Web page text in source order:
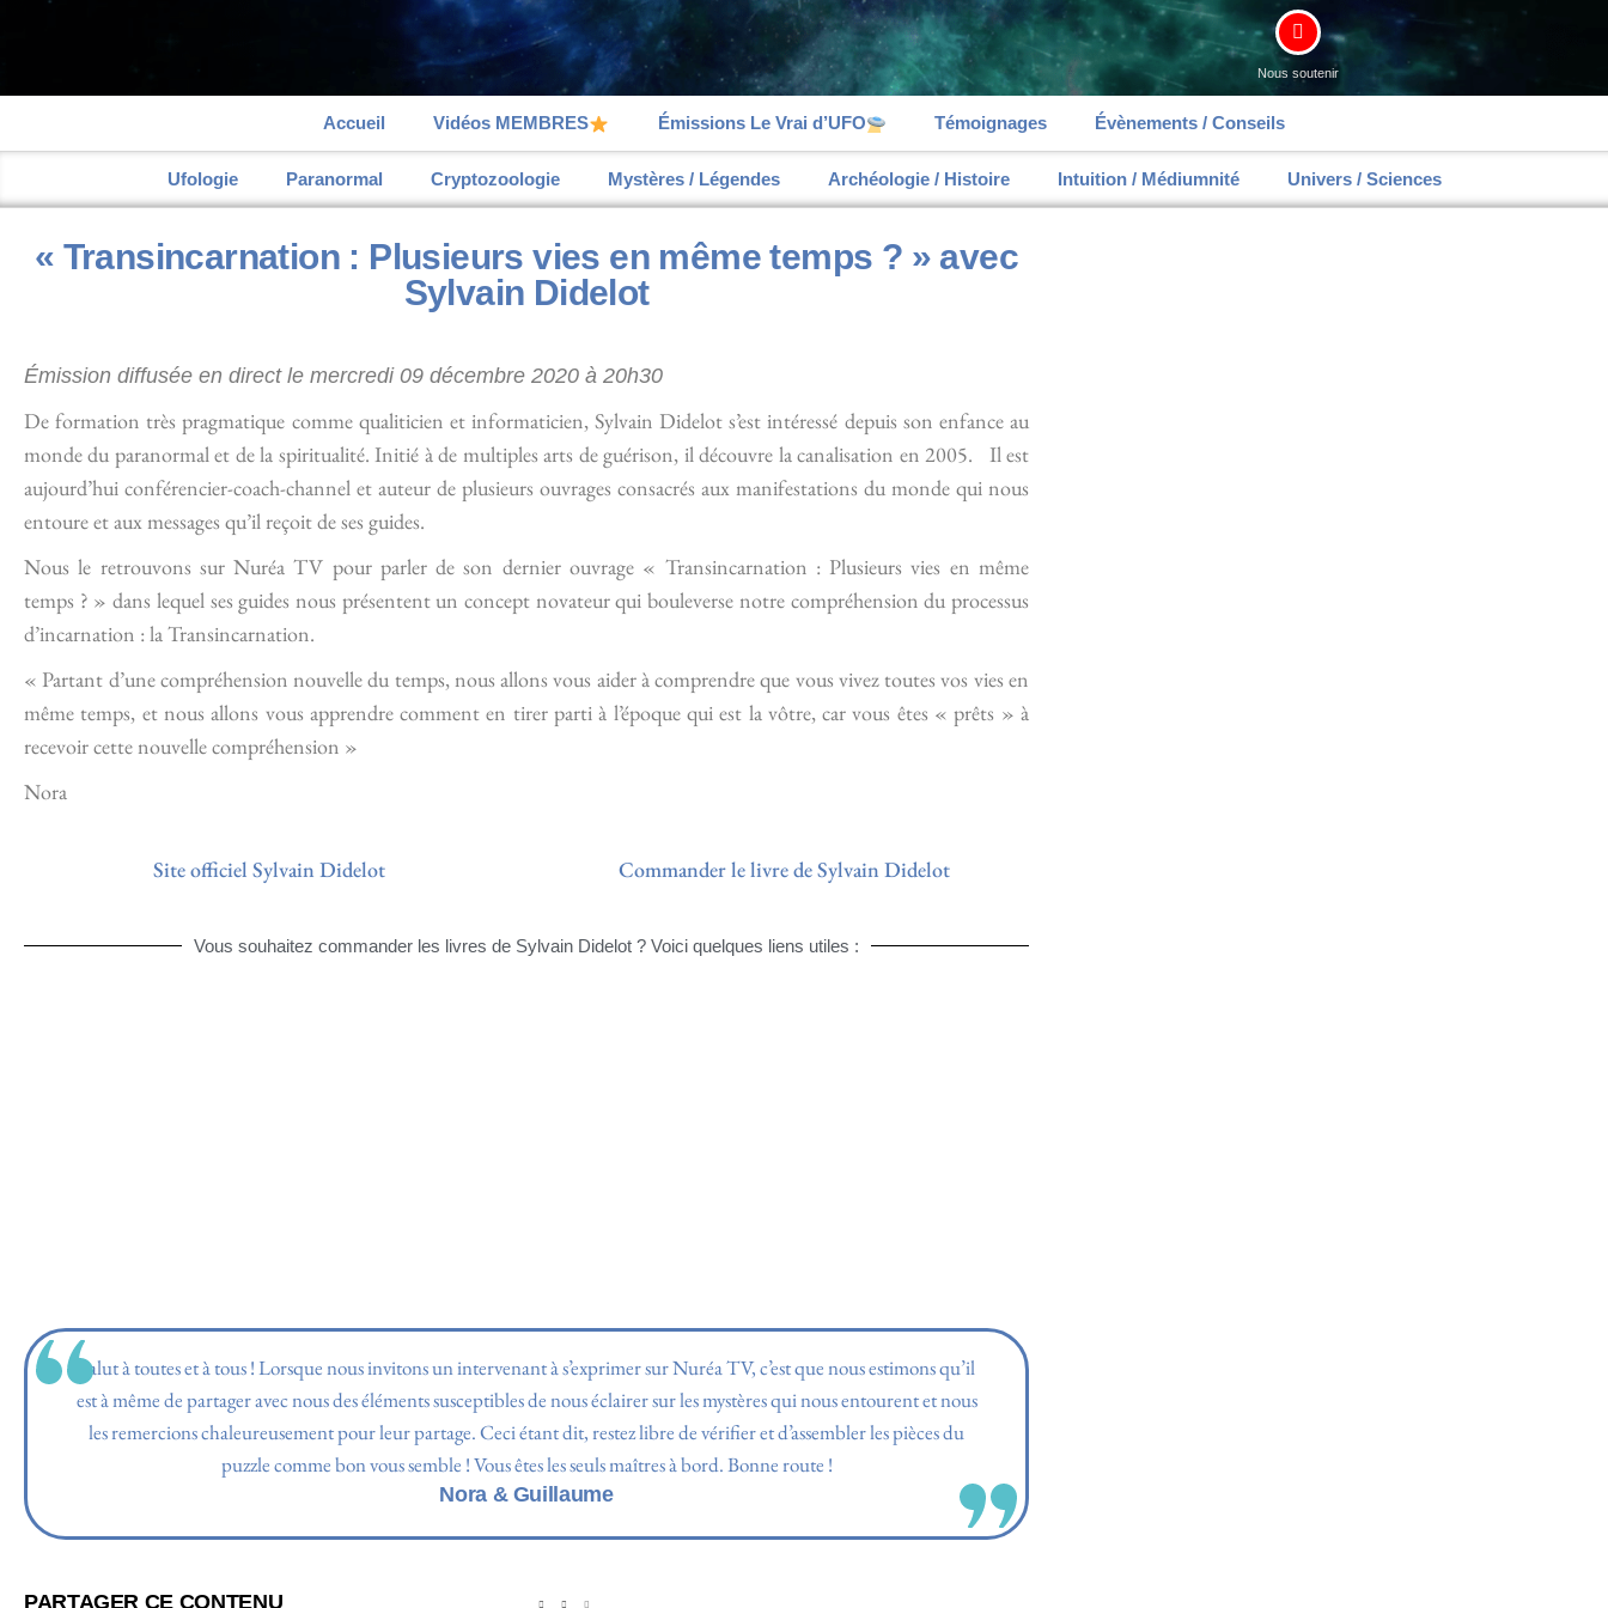
Nous soutenir
Accueil Vidéos MEMBRES Émissions Le Vrai d’UFO Témoignages Évènements / Conseils
Ufologie Paranormal Cryptozoologie Mystères / Légendes Archéologie / Histoire Intuition / Médiumnité Univers / Sciences
« Transincarnation : Plusieurs vies en même temps ? » avec
Sylvain Didelot
Émission diffusée en direct le mercredi 09 décembre 2020 à 20h30
De formation très pragmatique comme qualiticien et informaticien, Sylvain Didelot s’est intéressé depuis son enfance au
monde du paranormal et de la spiritualité. Initié à de multiples arts de guérison, il découvre la canalisation en 2005. Il est
aujourd’hui conférencier-coach-channel et auteur de plusieurs ouvrages consacrés aux manifestations du monde qui nous
entoure et aux messages qu’il reçoit de ses guides.
Nous le retrouvons sur Nuréa TV pour parler de son dernier ouvrage « Transincarnation : Plusieurs vies en même
temps ? » dans lequel ses guides nous présentent un concept novateur qui bouleverse notre compréhension du processus
d’incarnation : la Transincarnation.
« Partant d’une compréhension nouvelle du temps, nous allons vous aider à comprendre que vous vivez toutes vos vies en
même temps, et nous allons vous apprendre comment en tirer parti à l’époque qui est la vôtre, car vous êtes « prêts » à
recevoir cette nouvelle compréhension »
Nora
Site officiel Sylvain Didelot Commander le livre de Sylvain Didelot
Vous souhaitez commander les livres de Sylvain Didelot ? Voici quelques liens utiles :
Salut à toutes et à tous ! Lorsque nous invitons un intervenant à s’exprimer sur Nuréa TV, c’est que nous estimons qu’il
est à même de partager avec nous des éléments susceptibles de nous éclairer sur les mystères qui nous entourent et nous
les remercions chaleureusement pour leur partage. Ceci étant dit, restez libre de vérifier et d’assembler les pièces du
puzzle comme bon vous semble ! Vous êtes les seuls maîtres à bord. Bonne route !
Nora & Guillaume
PARTAGER CE CONTENU